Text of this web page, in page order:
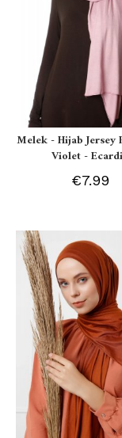
Melek - Hijab Jersey
Violet -
€7.99